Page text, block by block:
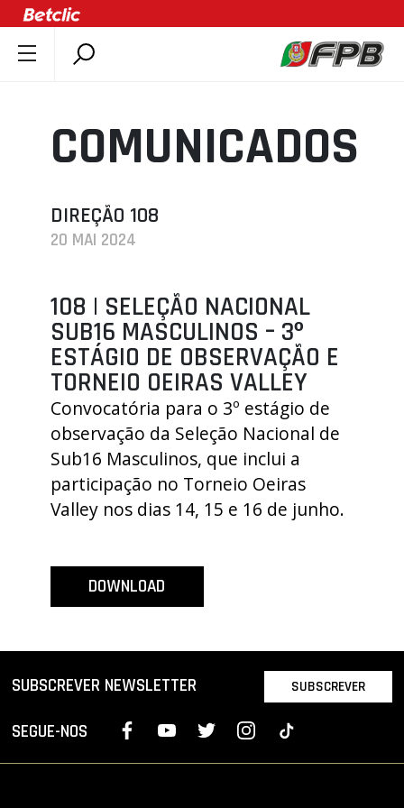
DOCUMENTOS
ÚLTIMAS
ASSOCIAÇÕES
CLUBES
AGENDA
SELEÇÕES
MINIBASQUETE
ÁREA TÉCNICA
PROJETOS
LIGA BETCLIC MASCULINA
LIGA BETCLIC FEMININA
COMUNICADOS
DIREÇÃO 108
20 MAI 2024
108 | SELEÇÃO NACIONAL
SUB16 MASCULINOS – 3º
ESTÁGIO DE OBSERVAÇÃO E
TORNEIO OEIRAS VALLEY
Convocatória para o 3º estágio de
observação da Seleção Nacional de
Sub16 Masculinos, que inclui a
participação no Torneio Oeiras
Valley nos dias 14, 15 e 16 de junho.
DOWNLOAD
SUBSCREVER NEWSLETTER SUBSCREVER
SEGUE-NOS